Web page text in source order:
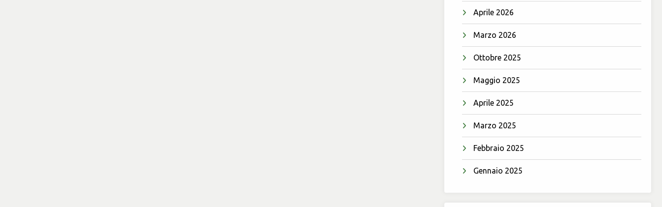
Aprile 2026
Marzo 2026
Ottobre 2025
Maggio 2025
Aprile 2025
Marzo 2025
Febbraio 2025
Gennaio 2025